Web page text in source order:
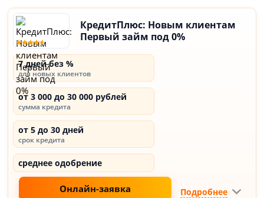
КредитПлюс: Новым клиентам
Первый займ под 0%
7 дней без %
для новых клиентов
от 3 000 до 30 000 рублей
сумма кредита
от 5 до 30 дней
срок кредита
среднее одобрение
Онлайн-заявка Подробнее